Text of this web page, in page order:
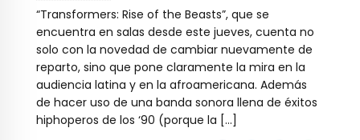
“Transformers: Rise of the Beasts”, que se
encuentra en salas desde este jueves, cuenta no
solo con la novedad de cambiar nuevamente de
reparto, sino que pone claramente la mira en la
audiencia latina y en la afroamericana. Además
de hacer uso de una banda sonora llena de éxitos
hiphoperos de los ‘90 (porque la […]